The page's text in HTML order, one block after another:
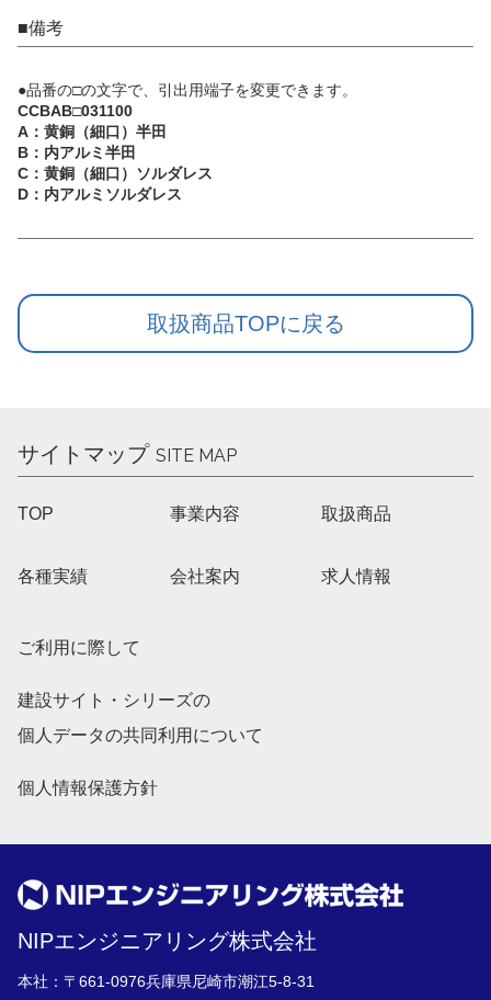
■備考
●品番の□の文字で、引出用端子を変更できます。
CCBAB□031100
A：黄銅（細口）半田
B：内アルミ半田
C：黄銅（細口）ソルダレス
D：内アルミソルダレス
取扱商品TOPに戻る
サイトマップ SITE MAP
TOP 事業内容 取扱商品
各種実績 会社案内 求人情報
ご利用に際して
建設サイト・シリーズの
個人データの共同利用について
個人情報保護方針
NIPエンジニアリング株式会社
本社：〒661-0976兵庫県尼崎市潮江5-8-31